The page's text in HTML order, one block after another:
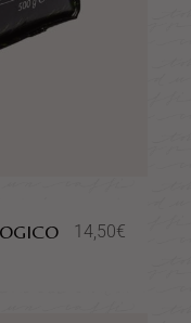
14,50€